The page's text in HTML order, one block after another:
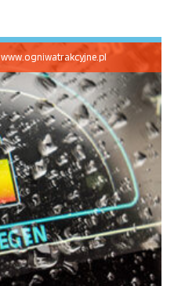
www.ogniwatrakcyjne.pl